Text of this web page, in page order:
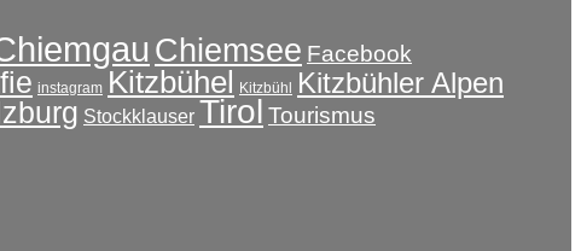
Chiemsee Facebook
instagram Kitzbühel Kitzbühl Kitzbühler Alpen
Stockklauser Tirol Tourismus